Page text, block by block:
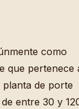
como
que pertenece
planta de porte
entre 30 y